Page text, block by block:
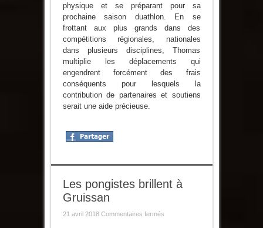
physique et se préparant pour sa
prochaine saison duathlon. En se
frottant aux plus grands dans des
compétitions régionales, nationales
dans plusieurs disciplines, Thomas
multiplie les déplacements qui
engendrent forcément des frais
conséquents pour lesquels la
contribution de partenaires et soutiens
serait une aide précieuse.
Les pongistes brillent à
Gruissan
21 avril 2018 Commentaires ferméssur